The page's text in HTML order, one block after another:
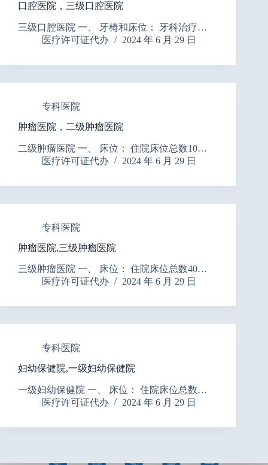
口腔医院，三级口腔医院
三级口腔医院 一、 牙椅和床位： 牙科治疗…
医疗许可证代办
2024 年 6 月 29 日
专科医院
肿瘤医院，二级肿瘤医院
二级肿瘤医院 一、 床位： 住院床位总数10…
医疗许可证代办
2024 年 6 月 29 日
专科医院
肿瘤医院,三级肿瘤医院
三级肿瘤医院 一、 床位： 住院床位总数40…
医疗许可证代办
2024 年 6 月 29 日
专科医院
妇幼保健院,一级妇幼保健院
一级妇幼保健院 一、 床位： 住院床位总数…
医疗许可证代办
2024 年 6 月 29 日